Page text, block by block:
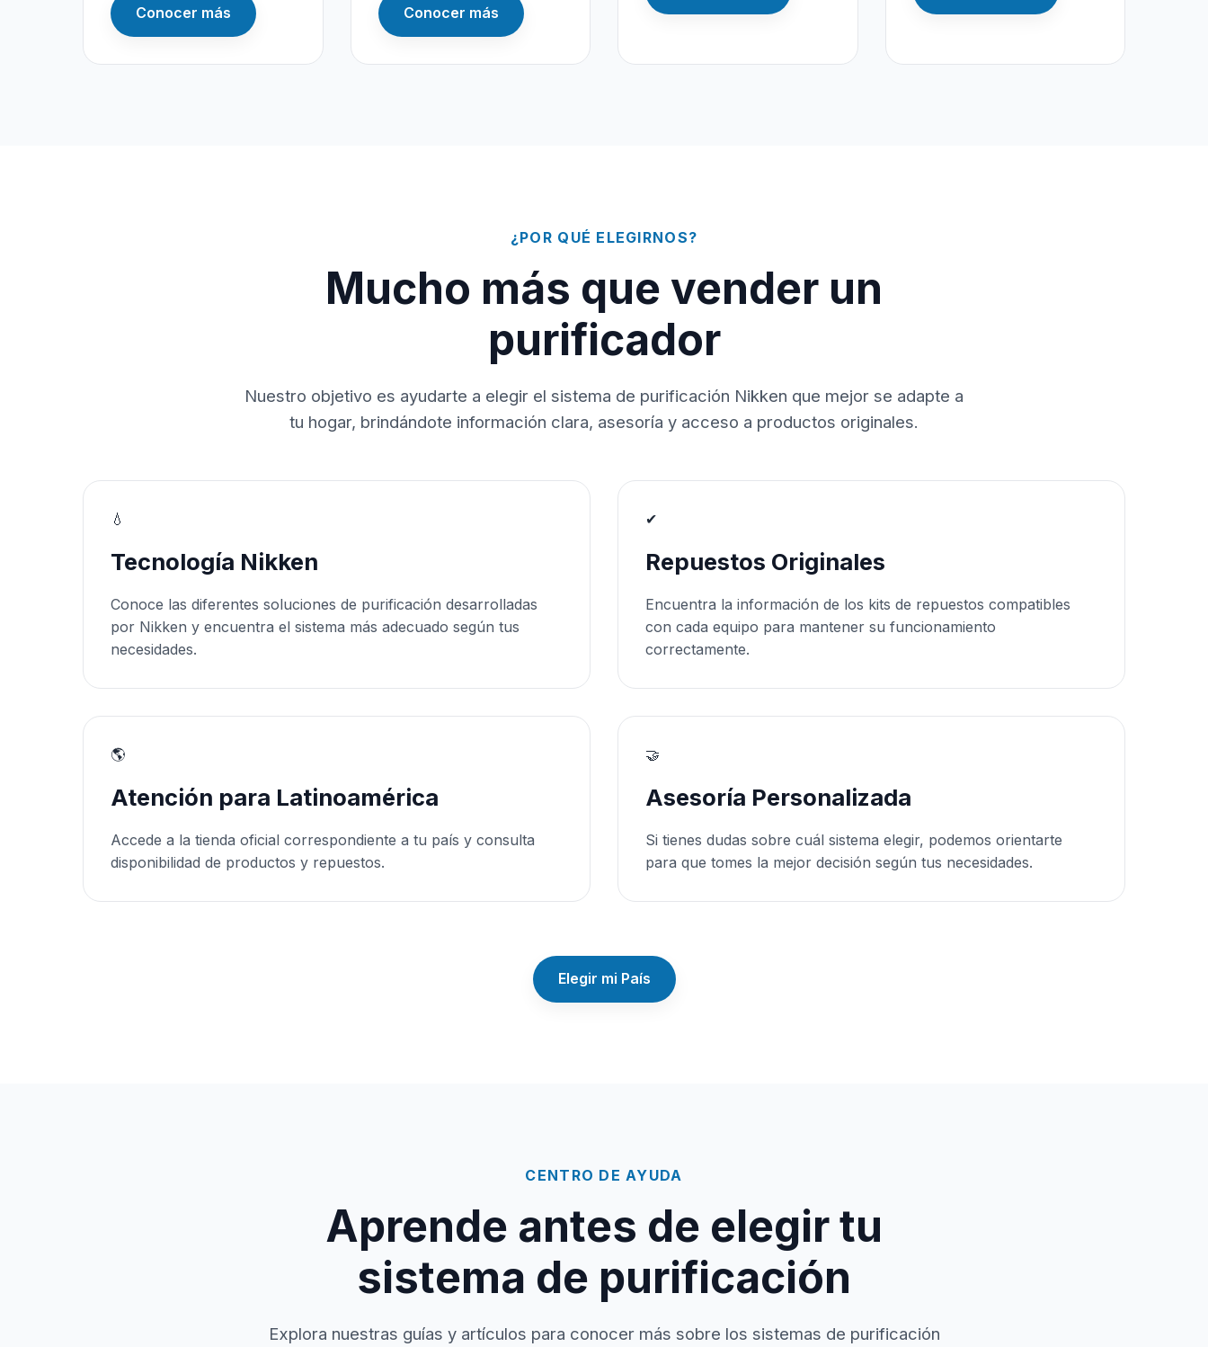
Conocer más Conocer más
¿POR QUÉ ELEGIRNOS?
Mucho más que vender un
purificador
Nuestro objetivo es ayudarte a elegir el sistema de purificación Nikken que mejor se adapte a
tu hogar, brindándote información clara, asesoría y acceso a productos originales.
💧
Tecnología Nikken
Conoce las diferentes soluciones de purificación desarrolladas
por Nikken y encuentra el sistema más adecuado según tus
necesidades.
✔
Repuestos Originales
Encuentra la información de los kits de repuestos compatibles
con cada equipo para mantener su funcionamiento
correctamente.
🌎
Atención para Latinoamérica
Accede a la tienda oficial correspondiente a tu país y consulta
disponibilidad de productos y repuestos.
🤝
Asesoría Personalizada
Si tienes dudas sobre cuál sistema elegir, podemos orientarte
para que tomes la mejor decisión según tus necesidades.
Elegir mi País
CENTRO DE AYUDA
Aprende antes de elegir tu
sistema de purificación
Explora nuestras guías y artículos para conocer más sobre los sistemas de purificación